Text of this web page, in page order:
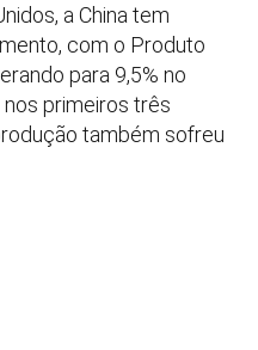
a China tem
com o Produto
para 9,5% no
primeiros três
também sofreu